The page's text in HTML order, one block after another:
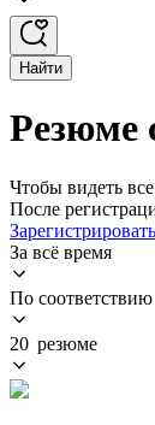
Найти
Резюме
Чтобы видеть
После
За всё время
По соответствию
20 резюме